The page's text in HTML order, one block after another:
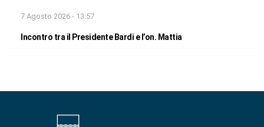
7 Agosto 2026 - 13:57
Incontro tra il Presidente Bardi e l’on. Mattia